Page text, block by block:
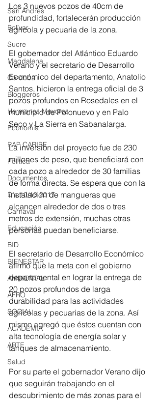
San Andres
Bolívar
Sucre
Magdalena
Córdoba
Bloggeros
Hermanos Mayores
Economía
RAP CARIBE
Política
Documentos
Día 10/10 2017
Carnaval
Educación
BID
BIENESTAR
AMBIENTAL
AFRO
SOCIAL
ACADEMIA
ARTE
Salud
Los 3 nuevos pozos de 40cm de
profundidad, fortalecerán producción
agrícola y pecuaria de la zona.
El gobernador del Atlántico Eduardo
Verano y el secretario de Desarrollo
Económico del departamento, Anatolio
Santos, hicieron la entrega oficial de 3
pozos profundos en Rosedales en el
municipio de Polonuevo y en Palo
Seco y La Sierra en Sabanalarga.
La inversión del proyecto fue de 230
millones de peso, que beneficiará con
cada pozo a alrededor de 30 familias
de forma directa. Se espera que con la
instalación de mangueras que
alcancen alrededor de dos o tres
metros de extensión, muchas otras
personas puedan beneficiarse.
El secretario de Desarrollo Económico
afirmó que la meta con el gobierno
departamental en lograr la entrega de
20 pozos profundos de larga
durabilidad para las actividades
agrícolas y pecuarias de la zona. Así
mismo agregó que éstos cuentan con
alta tecnología de energía solar y
tanques de almacenamiento.
Por su parte el gobernador Verano dijo
que seguirán trabajando en el
descubrimiento de más zonas para el